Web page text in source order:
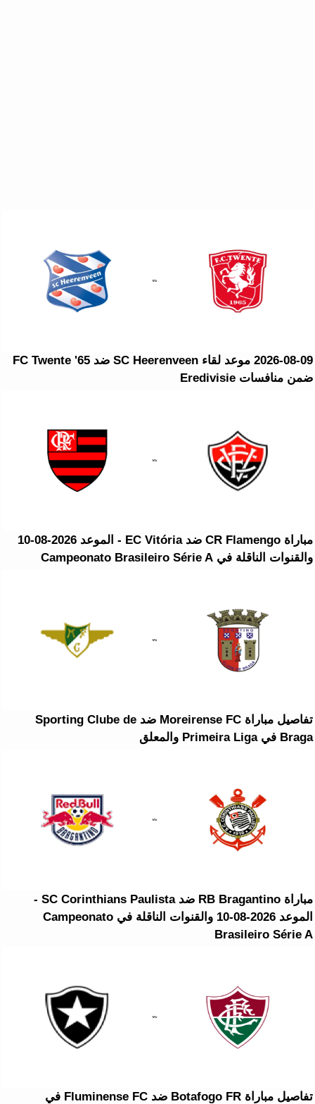
2026-08-09 موعد لقاء SC Heerenveen ضد FC Twente '65
ضمن منافسات Eredivisie
مباراة CR Flamengo ضد EC Vitória - الموعد 2026-08-10
والقنوات الناقلة في Campeonato Brasileiro Série A
تفاصيل مباراة Moreirense FC ضد Sporting Clube de
Braga في Primeira Liga والمعلق
مباراة RB Bragantino ضد SC Corinthians Paulista -
الموعد 2026-08-10 والقنوات الناقلة في Campeonato
Brasileiro Série A
تفاصيل مباراة Botafogo FR ضد Fluminense FC في